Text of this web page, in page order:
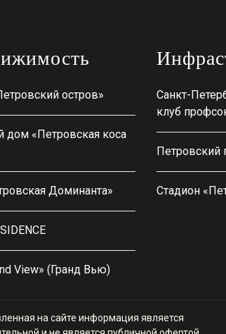
остров»
дом «Петровская коса
Доминанта»
View» (Гранд Вью)
Санкт-
клуб
Петровский
Стадион
на сайте информация является